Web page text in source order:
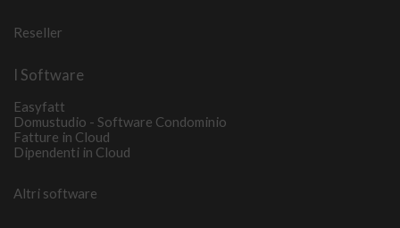
Reseller
I Software
Easyfatt
Domustudio - Software Condominio
Fatture in Cloud
Dipendenti in Cloud
Altri software